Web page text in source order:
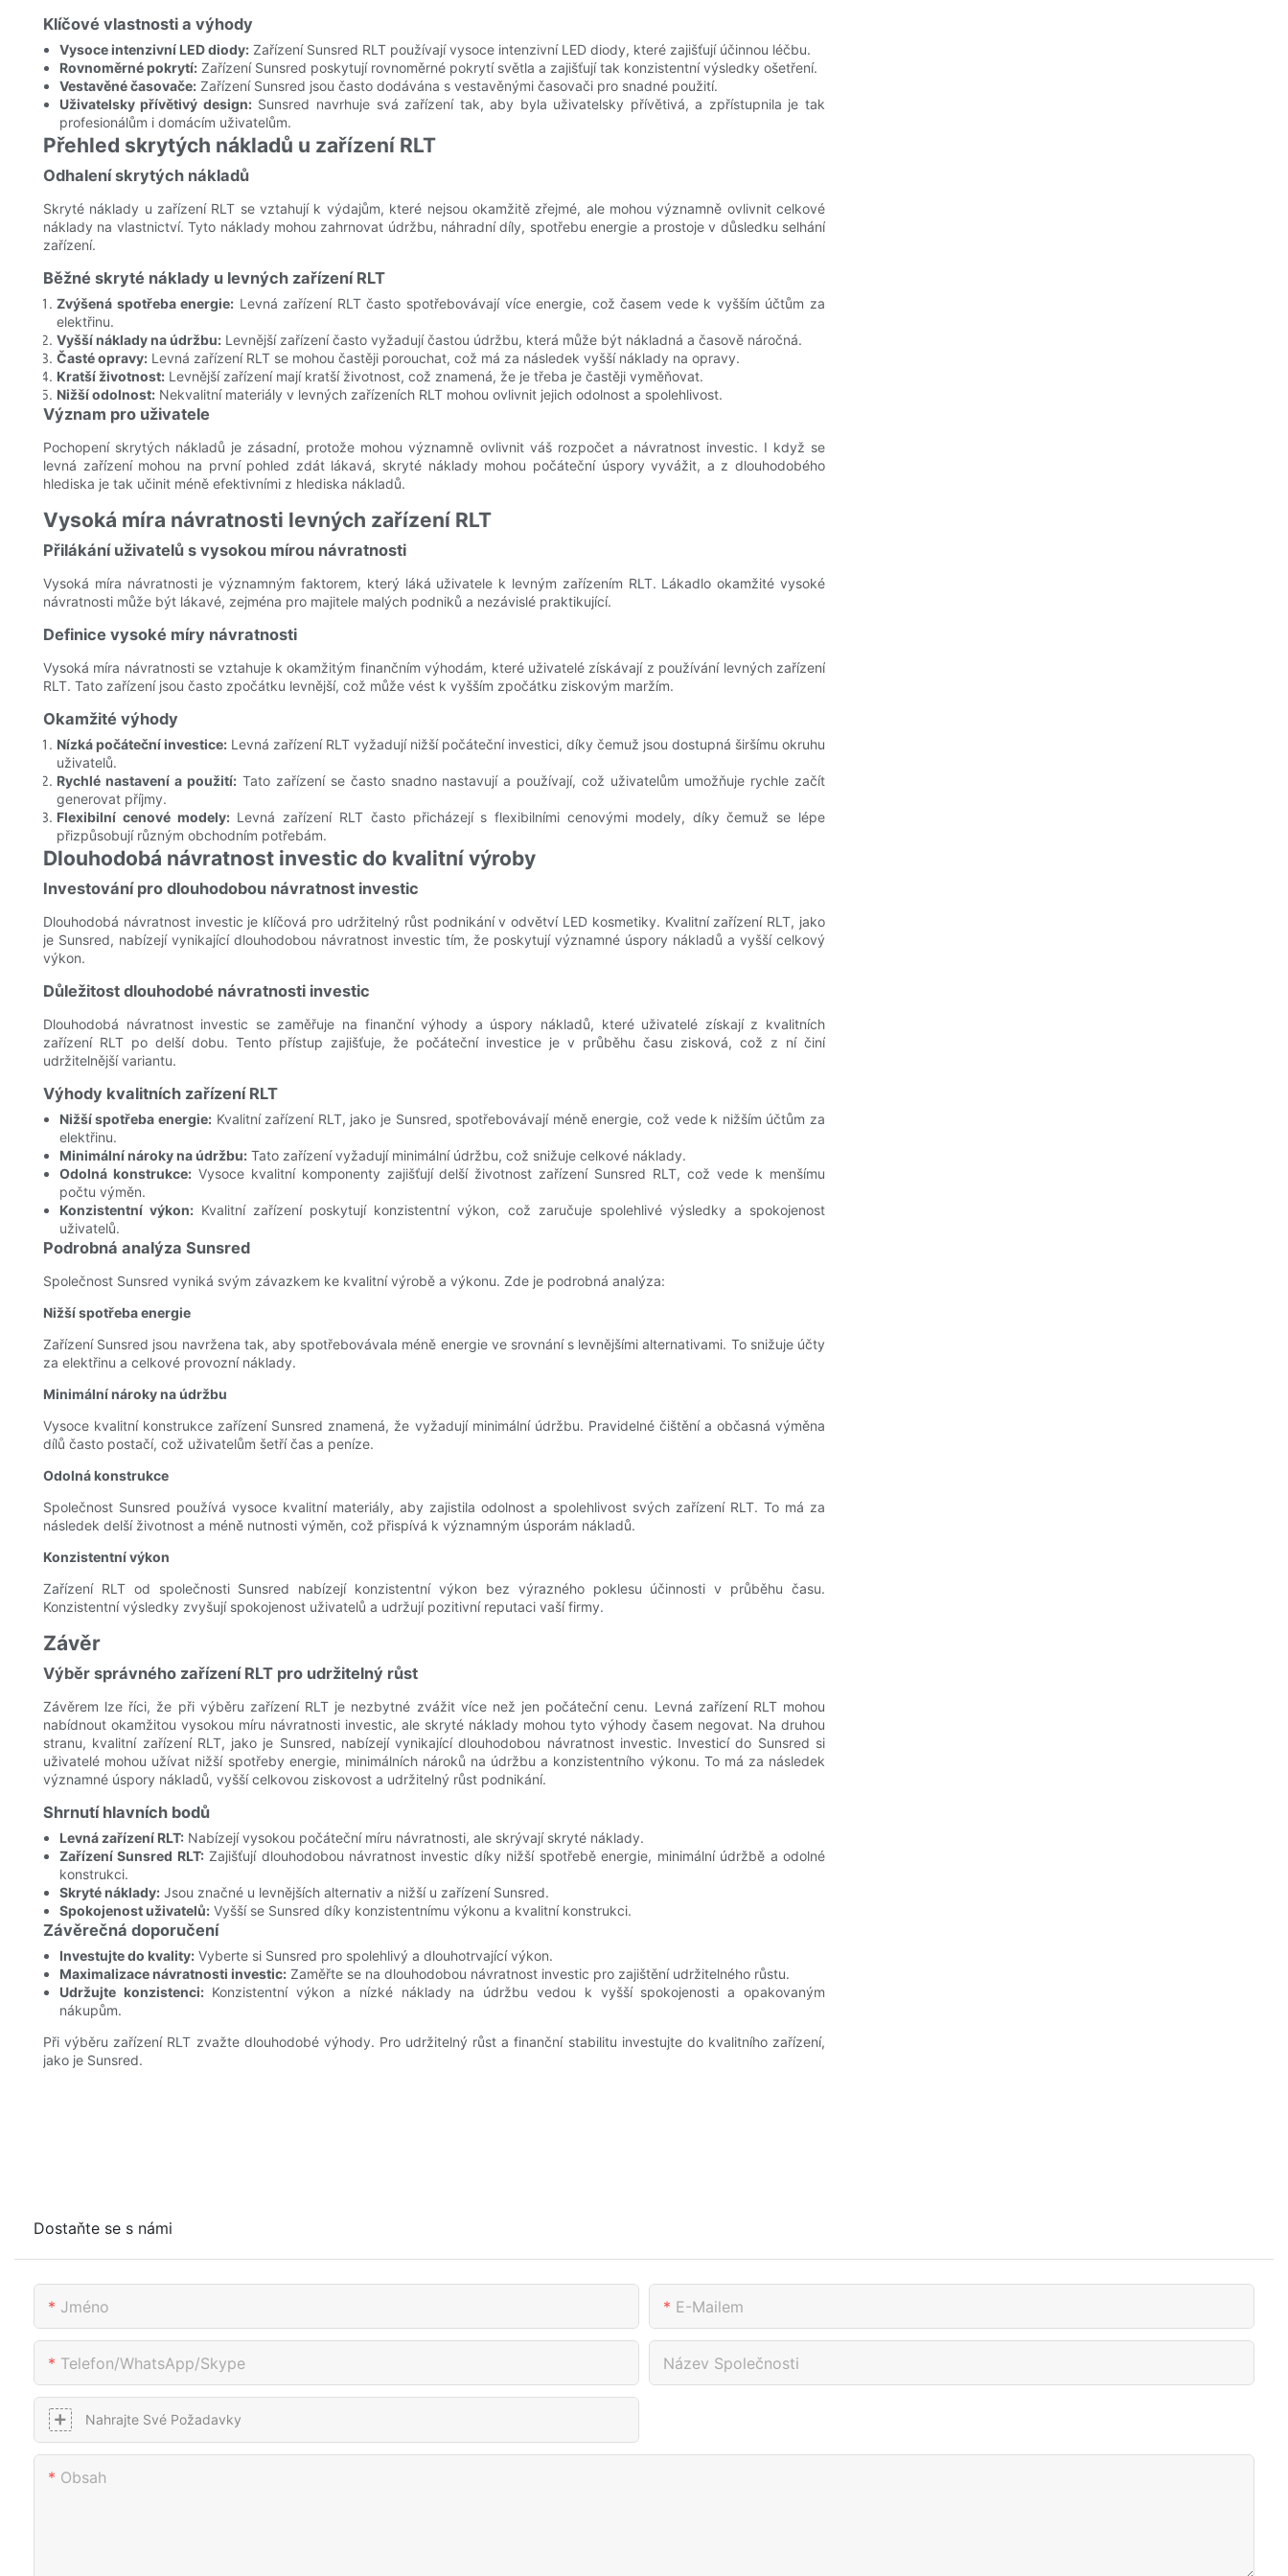
Klíčové vlastnosti a výhody
Vysoce intenzivní LED diody:Zařízení Sunsred RLT používají vysoce intenzivní LED diody, které zajišťují účinnou léčbu.
Rovnoměrné pokrytí:Zařízení Sunsred poskytují rovnoměrné pokrytí světla a zajišťují tak konzistentní výsledky ošetření.
Vestavěné časovače:Zařízení Sunsred jsou často dodávána s vestavěnými časovači pro snadné použití.
Uživatelsky přívětivý design:Sunsred navrhuje svá zařízení tak, aby byla uživatelsky přívětivá, a zpřístupnila je tak
profesionálům i domácím uživatelům.
Přehled skrytých nákladů u zařízení RLT
Odhalení skrytých nákladů
Skryté náklady u zařízení RLT se vztahují k výdajům, které nejsou okamžitě zřejmé, ale mohou významně ovlivnit celkové
náklady na vlastnictví. Tyto náklady mohou zahrnovat údržbu, náhradní díly, spotřebu energie a prostoje v důsledku selhání
zařízení.
Běžné skryté náklady u levných zařízení RLT
Zvýšená spotřeba energie: Levná zařízení RLT často spotřebovávají více energie, což časem vede k vyšším účtům za
elektřinu.
Vyšší náklady na údržbu: Levnější zařízení často vyžadují častou údržbu, která může být nákladná a časově náročná.
Časté opravy: Levná zařízení RLT se mohou častěji porouchat, což má za následek vyšší náklady na opravy.
Kratší životnost: Levnější zařízení mají kratší životnost, což znamená, že je třeba je častěji vyměňovat.
Nižší odolnost: Nekvalitní materiály v levných zařízeních RLT mohou ovlivnit jejich odolnost a spolehlivost.
Význam pro uživatele
Pochopení skrytých nákladů je zásadní, protože mohou významně ovlivnit váš rozpočet a návratnost investic. I když se
levná zařízení mohou na první pohled zdát lákavá, skryté náklady mohou počáteční úspory vyvážit, a z dlouhodobého
hlediska je tak učinit méně efektivními z hlediska nákladů.
Vysoká míra návratnosti levných zařízení RLT
Přilákání uživatelů s vysokou mírou návratnosti
Vysoká míra návratnosti je významným faktorem, který láká uživatele k levným zařízením RLT. Lákadlo okamžité vysoké
návratnosti může být lákavé, zejména pro majitele malých podniků a nezávislé praktikující.
Definice vysoké míry návratnosti
Vysoká míra návratnosti se vztahuje k okamžitým finančním výhodám, které uživatelé získávají z používání levných zařízení
RLT. Tato zařízení jsou často zpočátku levnější, což může vést k vyšším zpočátku ziskovým maržím.
Okamžité výhody
Nízká počáteční investice: Levná zařízení RLT vyžadují nižší počáteční investici, díky čemuž jsou dostupná širšímu okruhu
uživatelů.
Rychlé nastavení a použití:Tato zařízení se často snadno nastavují a používají, což uživatelům umožňuje rychle začít
generovat příjmy.
Flexibilní cenové modely:Levná zařízení RLT často přicházejí s flexibilními cenovými modely, díky čemuž se lépe
přizpůsobují různým obchodním potřebám.
Dlouhodobá návratnost investic do kvalitní výroby
Investování pro dlouhodobou návratnost investic
Dlouhodobá návratnost investic je klíčová pro udržitelný růst podnikání v odvětví LED kosmetiky. Kvalitní zařízení RLT, jako
je Sunsred, nabízejí vynikající dlouhodobou návratnost investic tím, že poskytují významné úspory nákladů a vyšší celkový
výkon.
Důležitost dlouhodobé návratnosti investic
Dlouhodobá návratnost investic se zaměřuje na finanční výhody a úspory nákladů, které uživatelé získají z kvalitních
zařízení RLT po delší dobu. Tento přístup zajišťuje, že počáteční investice je v průběhu času zisková, což z ní činí
udržitelnější variantu.
Výhody kvalitních zařízení RLT
Nižší spotřeba energie: Kvalitní zařízení RLT, jako je Sunsred, spotřebovávají méně energie, což vede k nižším účtům za
elektřinu.
Minimální nároky na údržbu:Tato zařízení vyžadují minimální údržbu, což snižuje celkové náklady.
Odolná konstrukce:Vysoce kvalitní komponenty zajišťují delší životnost zařízení Sunsred RLT, což vede k menšímu
počtu výměn.
Konzistentní výkon:Kvalitní zařízení poskytují konzistentní výkon, což zaručuje spolehlivé výsledky a spokojenost
uživatelů.
Podrobná analýza Sunsred
Společnost Sunsred vyniká svým závazkem ke kvalitní výrobě a výkonu. Zde je podrobná analýza:
Nižší spotřeba energie
Zařízení Sunsred jsou navržena tak, aby spotřebovávala méně energie ve srovnání s levnějšími alternativami. To snižuje účty
za elektřinu a celkové provozní náklady.
Minimální nároky na údržbu
Vysoce kvalitní konstrukce zařízení Sunsred znamená, že vyžadují minimální údržbu. Pravidelné čištění a občasná výměna
dílů často postačí, což uživatelům šetří čas a peníze.
Odolná konstrukce
Společnost Sunsred používá vysoce kvalitní materiály, aby zajistila odolnost a spolehlivost svých zařízení RLT. To má za
následek delší životnost a méně nutnosti výměn, což přispívá k významným úsporám nákladů.
Konzistentní výkon
Zařízení RLT od společnosti Sunsred nabízejí konzistentní výkon bez výrazného poklesu účinnosti v průběhu času.
Konzistentní výsledky zvyšují spokojenost uživatelů a udržují pozitivní reputaci vaší firmy.
Závěr
Výběr správného zařízení RLT pro udržitelný růst
Závěrem lze říci, že při výběru zařízení RLT je nezbytné zvážit více než jen počáteční cenu. Levná zařízení RLT mohou
nabídnout okamžitou vysokou míru návratnosti investic, ale skryté náklady mohou tyto výhody časem negovat. Na druhou
stranu, kvalitní zařízení RLT, jako je Sunsred, nabízejí vynikající dlouhodobou návratnost investic. Investicí do Sunsred si
uživatelé mohou užívat nižší spotřeby energie, minimálních nároků na údržbu a konzistentního výkonu. To má za následek
významné úspory nákladů, vyšší celkovou ziskovost a udržitelný růst podnikání.
Shrnutí hlavních bodů
Levná zařízení RLT:Nabízejí vysokou počáteční míru návratnosti, ale skrývají skryté náklady.
Zařízení Sunsred RLT:Zajišťují dlouhodobou návratnost investic díky nižší spotřebě energie, minimální údržbě a odolné
konstrukci.
Skryté náklady:Jsou značné u levnějších alternativ a nižší u zařízení Sunsred.
Spokojenost uživatelů:Vyšší se Sunsred díky konzistentnímu výkonu a kvalitní konstrukci.
Závěrečná doporučení
Investujte do kvality:Vyberte si Sunsred pro spolehlivý a dlouhotrvající výkon.
Maximalizace návratnosti investic:Zaměřte se na dlouhodobou návratnost investic pro zajištění udržitelného růstu.
Udržujte konzistenci:Konzistentní výkon a nízké náklady na údržbu vedou k vyšší spokojenosti a opakovaným
nákupům.
Při výběru zařízení RLT zvažte dlouhodobé výhody. Pro udržitelný růst a finanční stabilitu investujte do kvalitního zařízení,
jako je Sunsred.
Dostaňte se s námi
Jméno E-Mailem
Telefon/whatsApp/skype Název Společnosti
Nahrajte Své Požadavky
Obsah